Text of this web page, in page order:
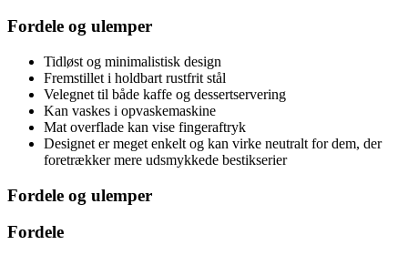
Fordele og ulemper
Tidløst og minimalistisk design
Fremstillet i holdbart rustfrit stål
Velegnet til både kaffe og dessertservering
Kan vaskes i opvaskemaskine
Mat overflade kan vise fingeraftryk
Designet er meget enkelt og kan virke neutralt for dem, der
foretrækker mere udsmykkede bestikserier
Fordele og ulemper
Fordele